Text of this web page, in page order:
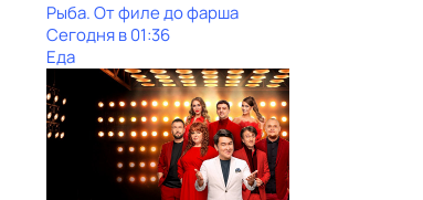
Рыба. От филе до фарша
Сегодня в 01:36
Еда